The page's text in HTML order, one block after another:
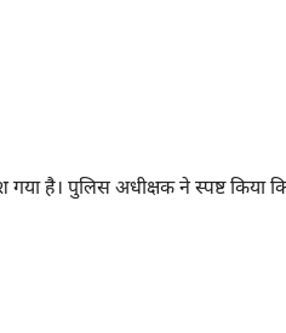
गया है। पुलिस अधीक्षक ने स्पष्ट किया